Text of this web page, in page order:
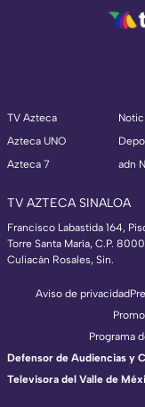
TV Azteca
Azteca UNO
Azteca 7
adn
TV AZTECA SINALOA
Francisco Labastida 164,
Torre Santa María, C.P.
Culiacán Rosales, Sin.
Aviso de privacidad
Programa
Defensor de Audiencias y
Televisora del Valle de